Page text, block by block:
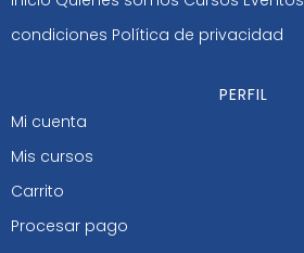
condiciones Política de privacidad
PERFIL
Mi cuenta
Mis cursos
Carrito
Procesar pago